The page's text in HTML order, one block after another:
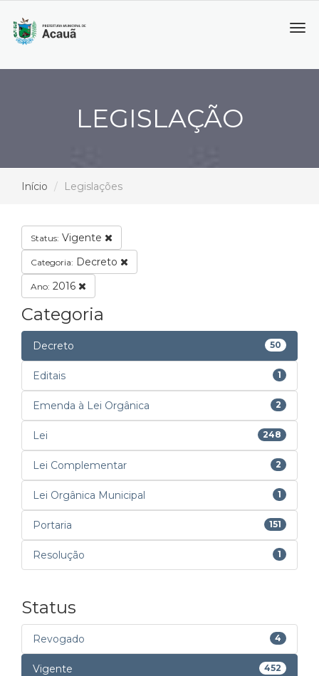
LEGISLAÇÃO
Início Legislações
Status: Vigente
Categoria: Decreto
Ano: 2016
Categoria
Decreto 50
Editais 1
Emenda à Lei Orgânica 2
Lei 248
Lei Complementar 2
Lei Orgânica Municipal 1
Portaria 151
Resolução 1
Status
Revogado 4
Vigente 452